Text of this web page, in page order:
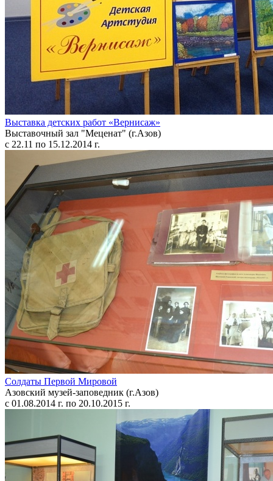
Выставка детских работ «Вернисаж»
Выставочный зал "Меценат" (г.Азов)
с 22.11 по 15.12.2014 г.
Солдаты Первой Мировой
Азовский музей-заповедник (г.Азов)
с 01.08.2014 г. по 20.10.2015 г.